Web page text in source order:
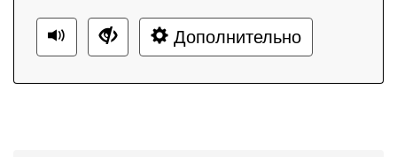
Дополнительно